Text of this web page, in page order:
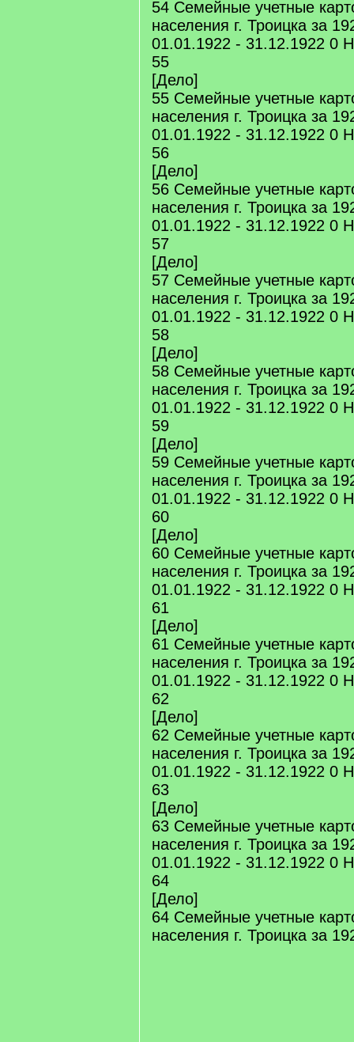
54 Семейные учетные
населения г. Троицка за
01.01.1922 - 31.12.1922 0
55
[Дело]
55 Семейные учетные
населения г. Троицка за
01.01.1922 - 31.12.1922 0
56
[Дело]
56 Семейные учетные
населения г. Троицка за
01.01.1922 - 31.12.1922 0
57
[Дело]
57 Семейные учетные
населения г. Троицка за
01.01.1922 - 31.12.1922 0
58
[Дело]
58 Семейные учетные
населения г. Троицка за
01.01.1922 - 31.12.1922 0
59
[Дело]
59 Семейные учетные
населения г. Троицка за
01.01.1922 - 31.12.1922 0
60
[Дело]
60 Семейные учетные
населения г. Троицка за
01.01.1922 - 31.12.1922 0
61
[Дело]
61 Семейные учетные
населения г. Троицка за
01.01.1922 - 31.12.1922 0
62
[Дело]
62 Семейные учетные
населения г. Троицка за
01.01.1922 - 31.12.1922 0
63
[Дело]
63 Семейные учетные
населения г. Троицка за
01.01.1922 - 31.12.1922 0
64
[Дело]
64 Семейные учетные
населения г. Троицка за